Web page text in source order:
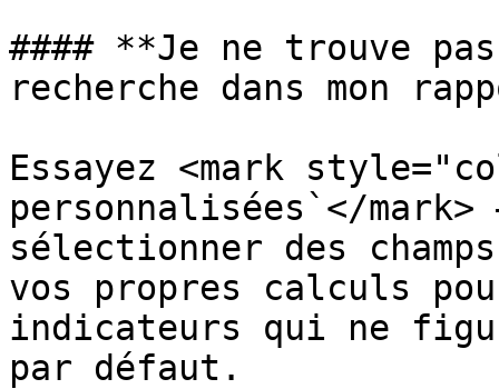
#### **Je ne trouve
recherche dans mon
Essayez <mark
personnalisées`</
sélectionner des
vos propres calculs
indicateurs qui ne
par défaut.